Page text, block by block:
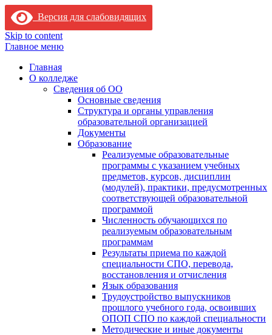
Версия для слабовидящих
Skip to content
Главное меню
Главная
О колледже
Сведения об ОО
Основные сведения
Структура и органы управления
образовательной организацией
Документы
Образование
Реализуемые образовательные
программы с указанием учебных
предметов, курсов, дисциплин
(модулей), практики, предусмотренных
соответствующей образовательной
программой
Численность обучающихся по
реализуемым образовательным
программам
Результаты приема по каждой
специальности СПО, перевода,
восстановления и отчисления
Язык образования
Трудоустройство выпускников
прошлого учебного года, освоивших
ОПОП СПО по каждой специальности
Методические и иные документы